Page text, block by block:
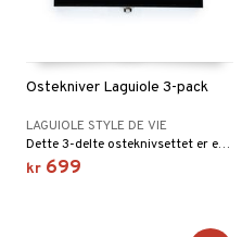
Ostekniver Laguiole 3-pack
LAGUIOLE STYLE DE VIE
Dette 3-delte osteknivsettet er et virkelig tilskudd til ostebrettet ditt. Det inviterer deg umiddelbart til å bruke dem for å skjære en fin bit ost.
kr 699